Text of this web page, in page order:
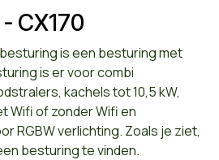
CX170
is een besturing met
is er voor combi
kachels tot 10,5 kW,
Wifi of zonder Wifi en
RGBW verlichting. Zoals je ziet,
besturing te vinden.